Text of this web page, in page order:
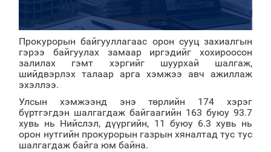
Прокурорын байгууллагаас орон сууц захиалгын
гэрээ байгуулах замаар иргэдийг хохироосон
залилах гэмт хэргийг шуурхай шалгаж,
шийдвэрлэх талаар арга хэмжээ авч ажиллаж
эхэллээ.
Улсын хэмжээнд энэ төрлийн 174 хэрэг
бүртгэгдэн шалгагдаж байгаагийн 163 буюу 93.7
хувь нь Нийслэл, дүүргийн, 11 буюу 6.3 хувь нь
орон нутгийн прокурорын газрын хяналтад тус тус
шалгагдаж байга юм байна.